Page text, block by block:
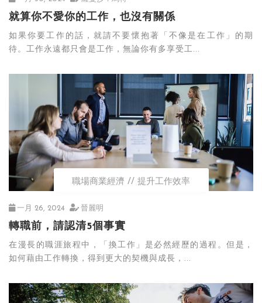
就算你不愛你的工作，也沒有關係
如果你要工作的話，就請不要懷抱著「不像是在工作」的期
待。工作永遠都只會是工作，無論你有多享受工...
職場商業經濟 提升工作效率
一月 26, 2024 晉麗明
轉職前，請認清5個事實
在漫長的職涯旅程中，「換工作」是必然經歷的過程。但是，
如何藉由工作轉換，得到更大的契機與成長，...